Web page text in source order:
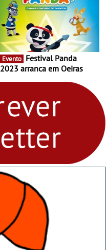
Evento
2023 arranca em Oeiras